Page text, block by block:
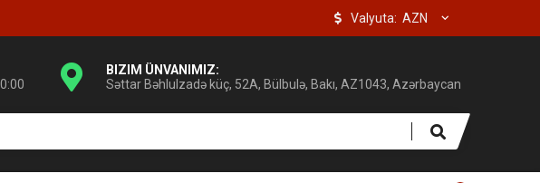
Valyuta:
BIZIM ÜNVANIMIZ:
Səttar Bəhlulzadə küç, 52A, Bülbulə, Bakı, AZ1043, Azərbaycan